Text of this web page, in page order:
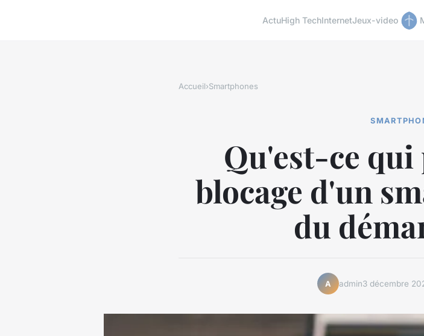
ActuHigh TechInternetJeux-video
Accueil›Smartphones
Qu'est-ce qui
blocage d'un
du
A admin3 décembre